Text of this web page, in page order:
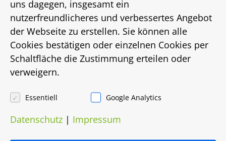
Energieausweis
keiner
Energieträger
Fernwärme
Heizungsart
Fernwärme
uns dagegen, insgesamt ein
nutzerfreundlicheres und verbessertes Angebot
der Webseite zu erstellen. Sie können alle
Cookies bestätigen oder einzelnen Cookies per
Schaltfläche die Zustimmung erteilen oder
verweigern.
Essentiell Google Analytics
Datenschutz | Impressum